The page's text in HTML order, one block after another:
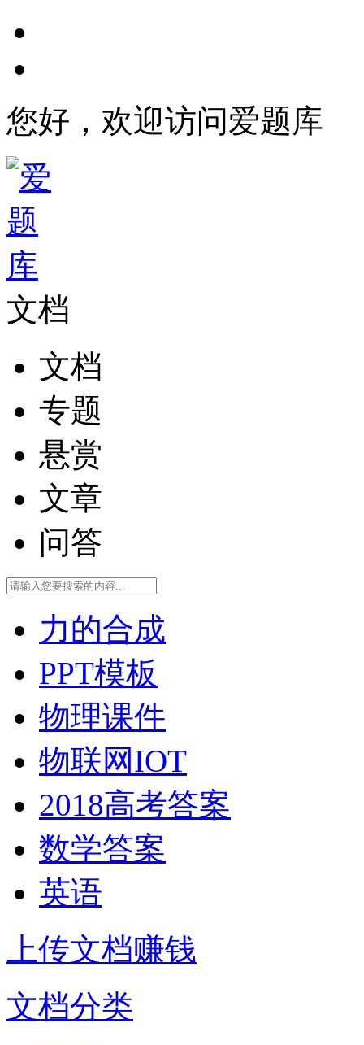
您好，欢迎访问爱题库
文档
文档
专题
悬赏
文章
问答
力的合成
PPT模板
物理课件
物联网IOT
2018高考答案
数学答案
英语
上传文档赚钱
文档分类